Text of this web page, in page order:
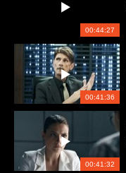
00:44:27
00:41:36
00:41:32